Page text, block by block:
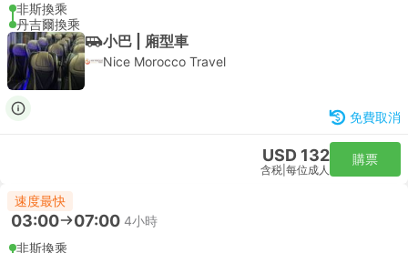
非斯換乘
丹吉爾換乘
小巴 | 廂型車
Nice Morocco Travel
免費取消
USD 132
含税 每位成人
購票
速度最快
03:00 07:00 4小時
非斯換乘